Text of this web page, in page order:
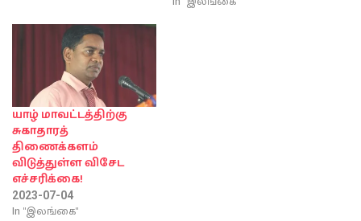
க.மகேசன்
தெரிவித்துள்ளார்.
யாழ்ப்பாண மாவட்ட
செயலகத்தில் நேற்று
(புதன்கிழமை) நடத்திய
ஊடகவியலாளர் சந்திப்பின்
போதே
மேற்கொண்டவாறு தெரிவி
த்தார். யாழ்ப்பாண
மாவட்டத்தில் மழை உடனான
காலநிலையின் பிற்பாடு
டெங்கு பரவும் அபாயம்
யாழ் மாவட்டத்திற்கு
சுகாதாரத்
திணைக்களம்
விடுத்துள்ள விசேட
எச்சரிக்கை!
2023-07-04
In "இலங்கை"